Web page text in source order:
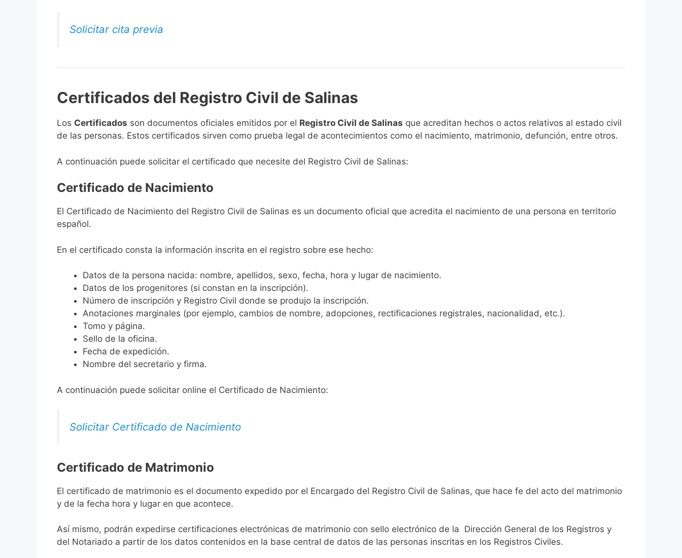
Solicitar cita previa
Certificados del Registro Civil de Salinas
Los Certificados son documentos oficiales emitidos por el Registro Civil de Salinas que acreditan hechos o actos relativos al estado civil
de las personas. Estos certificados sirven como prueba legal de acontecimientos como el nacimiento, matrimonio, defunción, entre otros.
A continuación puede solicitar el certificado que necesite del Registro Civil de Salinas:
Certificado de Nacimiento
El Certificado de Nacimiento del Registro Civil de Salinas es un documento oficial que acredita el nacimiento de una persona en territorio
español.
En el certificado consta la información inscrita en el registro sobre ese hecho:
Datos de la persona nacida: nombre, apellidos, sexo, fecha, hora y lugar de nacimiento.
Datos de los progenitores (si constan en la inscripción).
Número de inscripción y Registro Civil donde se produjo la inscripción.
Anotaciones marginales (por ejemplo, cambios de nombre, adopciones, rectificaciones registrales, nacionalidad, etc.).
Tomo y página.
Sello de la oficina.
Fecha de expedición.
Nombre del secretario y firma.
A continuación puede solicitar online el Certificado de Nacimiento:
Solicitar Certificado de Nacimiento
Certificado de Matrimonio
El certificado de matrimonio es el documento expedido por el Encargado del Registro Civil de Salinas, que hace fe del acto del matrimonio
y de la fecha hora y lugar en que acontece.
Así mismo, podrán expedirse certificaciones electrónicas de matrimonio con sello electrónico de la Dirección General de los Registros y
del Notariado a partir de los datos contenidos en la base central de datos de las personas inscritas en los Registros Civiles.